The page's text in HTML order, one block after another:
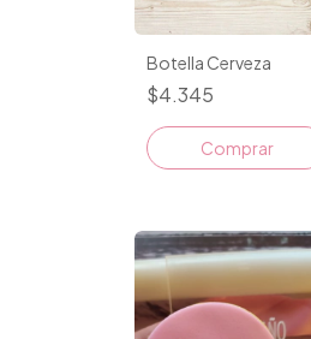
Botella Cerveza
$4.345
Comprar